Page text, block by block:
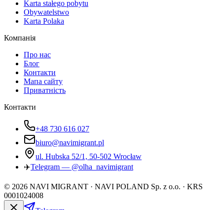
Karta stałego pobytu
Obywatelstwo
Karta Polaka
Компанія
Про нас
Блог
Контакти
Мапа сайту
Приватність
Контакти
+48 730 616 027
biuro@navimigrant.pl
ul. Hubska 52/1, 50-502 Wrocław
✈️Telegram — @olha_navimigrant
© 2026 NAVI MIGRANT · NAVI POLAND Sp. z o.o. · KRS
0001024008